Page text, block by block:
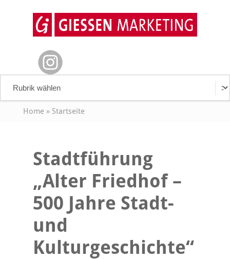
Home» Startseite
Stadtführung
„Alter Friedhof –
500 Jahre Stadt-
und
Kulturgeschichte“